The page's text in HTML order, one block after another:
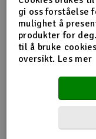
Produktinfo
HPI-Z901
gi oss forståelse
mulighet å
produkter for
til å bruke
oversikt. Les mer